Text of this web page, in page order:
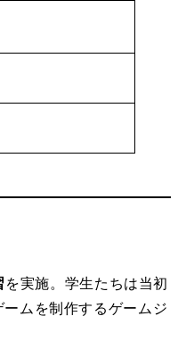
を実施。学生たちは当初
ムを制作するゲームジ